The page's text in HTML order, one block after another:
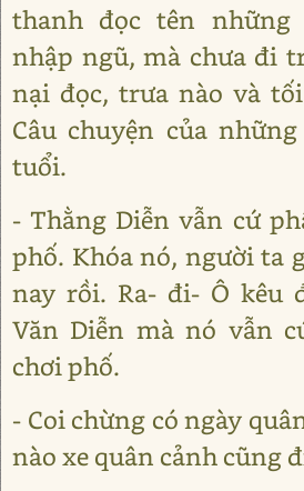
thanh đọc tên những
nhập ngũ, mà chưa đi
nại đọc, trưa nào và
Câu chuyện của
tuổi.
- Thằng Diễn vẫn cứ
phố. Khóa nó, người ta
nay rồi. Ra- đi- Ô kêu
Văn Diễn mà nó vẫn
chơi phố.
- Coi chừng có ngày
nào xe quân cảnh cũng